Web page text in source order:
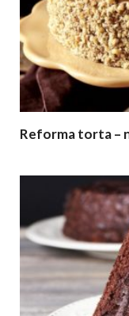
Reforma torta –